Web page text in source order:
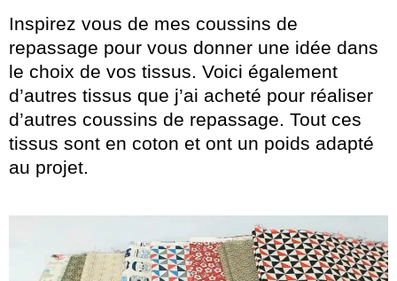
Inspirez vous de mes coussins de
repassage pour vous donner une idée dans
le choix de vos tissus. Voici également
d’autres tissus que j’ai acheté pour réaliser
d’autres coussins de repassage. Tout ces
tissus sont en coton et ont un poids adapté
au projet.